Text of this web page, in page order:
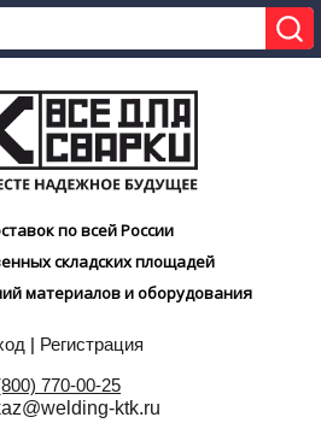
по всей России
складских площадей
материалов и оборудования
| Регистрация
770-00-25
ktk.ru